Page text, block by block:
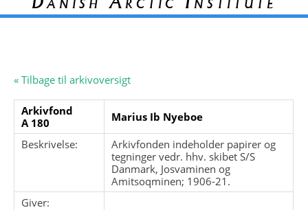
« Tilbage til arkivoversigt
Arkivfond
A 180
Marius Ib Nyeboe
Beskrivelse:
Arkivfonden indeholder papirer og
tegninger vedr. hhv. skibet S/S
Danmark, Josvaminen og
Amitsoqminen; 1906-21.
Giver: